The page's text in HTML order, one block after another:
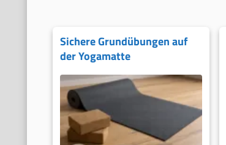
Sichere Grundübungen auf
der Yogamatte